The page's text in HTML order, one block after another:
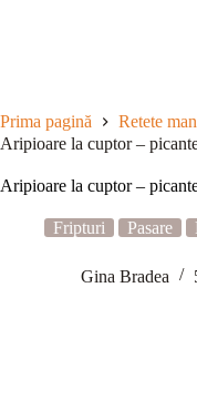
Prima pagină
Retete
Aripioare la cuptor –
Aripioare la cuptor –
Fripturi Pasare
Gina Bradea